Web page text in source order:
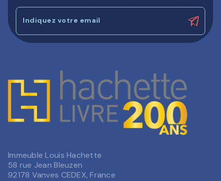
Indiquez votre email
Immeuble Louis Hachette
58 rue Jean Bleuzen
92178 Vanves CEDEX, France